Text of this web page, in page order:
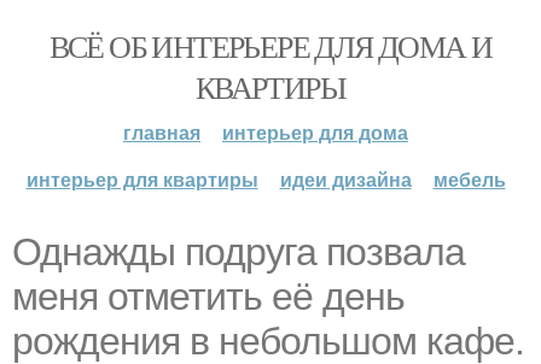
ВСЁ ОБ ИНТЕРЬЕРЕ ДЛЯ ДОМА И
КВАРТИРЫ
главная
интерьер для дома
интерьер для квартиры
идеи дизайна мебель
Однажды подруга позвала
меня отметить её день
рождения в небольшом кафе.